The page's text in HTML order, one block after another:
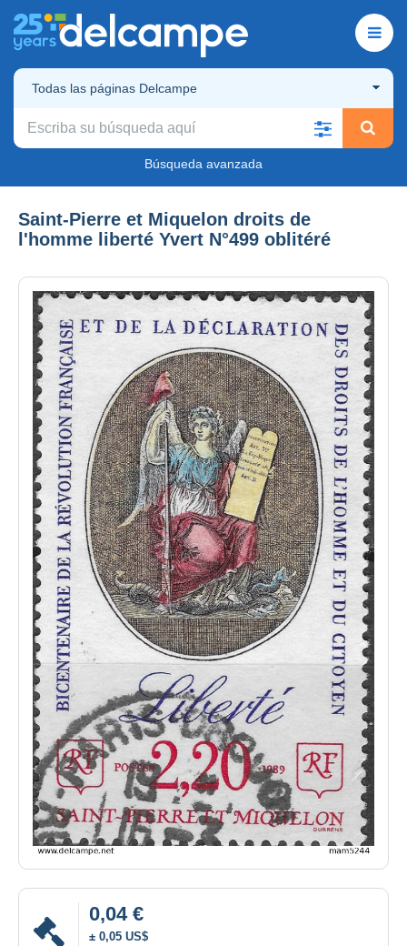
Todas las páginas Delcampe
Búsqueda avanzada
Saint-Pierre et Miquelon droits de
l'homme liberté Yvert N°499 oblitéré
0,04 €
± 0,05 US$